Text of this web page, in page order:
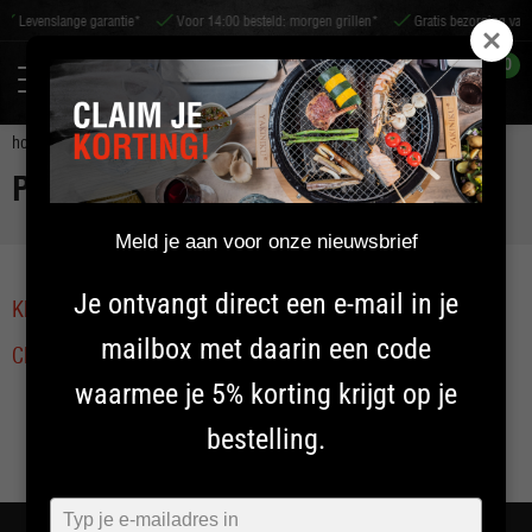
garantie* Voor 14:00 besteld: morgen grillen* Gratis bezorging va. €75
0
home yakiniku original japanese grill privacy policy
PRIVACY POLICY
Klik hiervoor onze privacyverklaring.
Click here
for our privacy statement.
Meld je aan voor onze nieuwsbrief
Je ontvangt direct een e-mail in je
mailbox met daarin een code
waarmee je 5% korting krijgt op je
bestelling.
Typ